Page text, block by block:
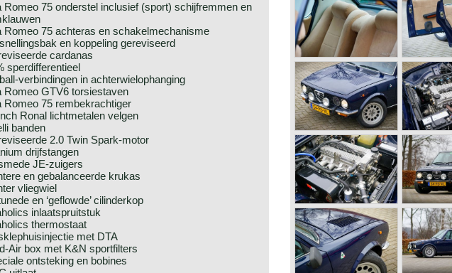
Romeo 75 onderstel inclusief (sport) schijfremmen en
Romeo 75 achteras en schakelmechanisme
en koppeling gereviseerd
cardanas
sperdifferentieel
verbindingen in achterwielophanging
Romeo GTV6 torsiestaven
Romeo 75 rembekrachtiger
Ronal lichtmetalen velgen
banden
2.0 Twin Spark-motor
drijfstangen
JE-zuigers
en gebalanceerde krukas
vliegwiel
en ‘geflowde’ cilinderkop
inlaatspruitstuk
thermostaat
met DTA
Air box met K&N sportfilters
ontsteking en bobines